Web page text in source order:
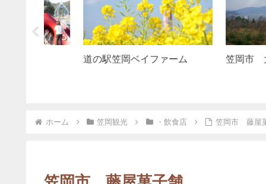
笠岡市北木島 八幡山・秋葉
笠岡市 笠岡十
ホーム 笠岡観光 ・飲食店 笠岡市 藤屋